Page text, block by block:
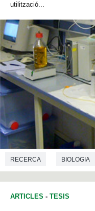
utilització...
RECERCA BIOLOGIA
ENGINYERIA QUÍMICA
ARTICLES - TESIS